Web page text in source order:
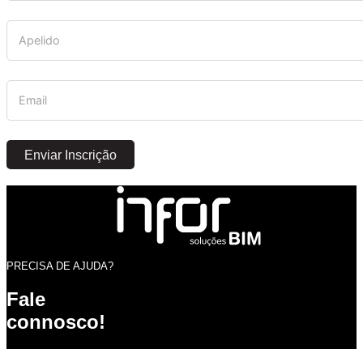
Enviar Inscrição
PRECISA DE AJUDA?
Fale
connosco!